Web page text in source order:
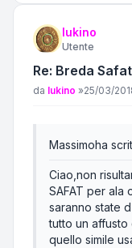
lukino
Utente
Re: Breda
Messaggio
da lukino »25/03/
Massimoha
Ciao,non
SAFAT per ala
saranno state
tutto un
quello simile